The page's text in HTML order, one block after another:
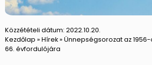
Közzétételi dátum: 2022.10.20.
Kezdőlap » Hírek» Ünnepségsorozat az
66. évfordulójára